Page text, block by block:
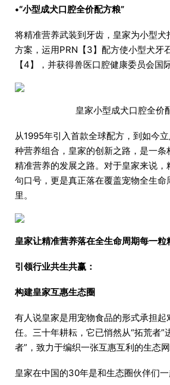
•“小型成犬口腔全价配方粮”
将精准营养武装到牙齿，皇家为小型犬
方案，运用PRN【3】配方使小型犬牙
【4】，并获得兽医口腔健康委员会国
皇家小型成犬口腔全价
从1995年引入首款全球配方，到如今
种营养组合，皇家的创新之路，是一条
精准营养的发展之路。对于皇家来说，
句口号，更是真正落在覆盖宠物全生命
里。
皇家让精准营养落在全生命周期每一粒
引领行业共生共赢：
构建皇家互惠生态圈
有人说皇家是用宠物食品的形式承担
任。三十年耕耘，它已悄然从“拓荒者”
者”，致力于编织一张互惠互利的生态网
皇家在中国的30年是和生态圈伙伴们一